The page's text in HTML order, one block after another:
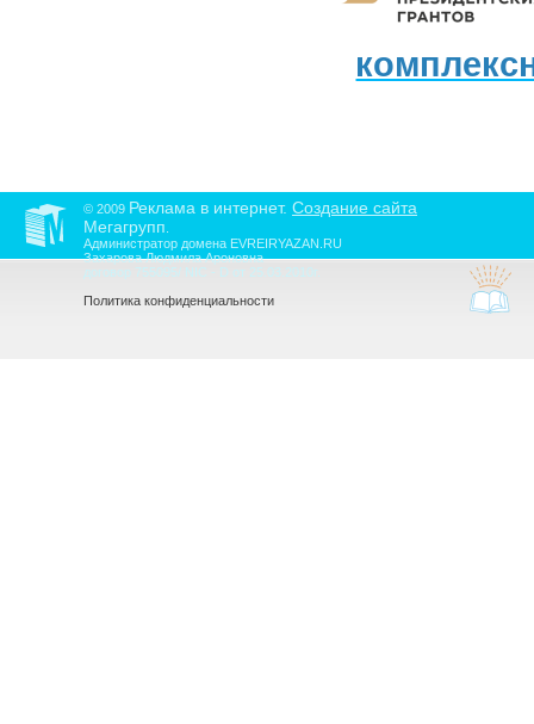
© 2009 Реклама в интернет. Создание сайта
Мегагрупп
Администратор домена EVREIRYAZAN.RU
Захарова Людмила Ароновна
договор 755095/ NIC - D от 25.03.2010г.
Политика конфиденциальности